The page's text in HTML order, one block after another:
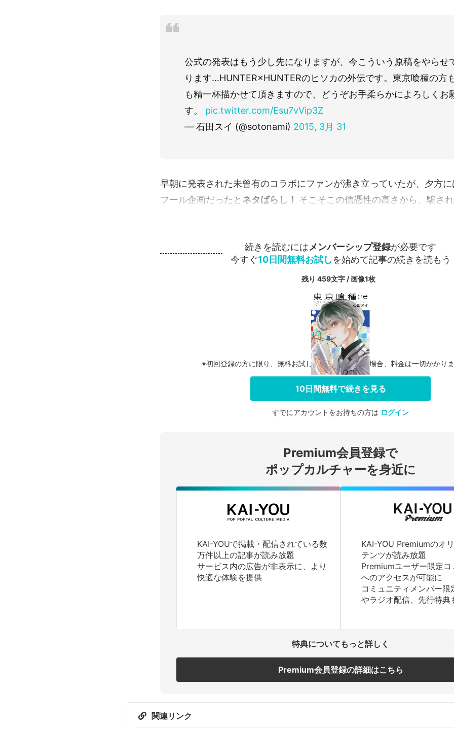
公式の発表はもう少し先になりますが、今こういう原稿をやらせ
ります…HUNTER×HUNTERのヒソカの外伝です。東京喰種の方
も精一杯描かせて頂きますので、どうぞお手柔らかによろしくお
す。 pic.twitter.com/Esu7vVip3Z
— 石田スイ (@sotonami) 2015, 3月 31
早朝に発表された未曾有のコラボにファンが沸き立っていたが、夕方
フール企画だったと ネタばらし！ そこそこの信憑性の高さから、騙さ
続きを読むにはメンバーシップ登録が必要です
今すぐ10日間無料お試しを始めて記事の続きを読もう
残り 459文字 / 画像1枚
ログインする
※初回登録の方に限り、無料お試し期間中に解約した場合、料金は一切かかりま
10日間無料で続きを見る
すでにアカウントをお持ちの方は ログイン
Premium会員登録で
ポップカルチャーを身近に
KAI-YOUで掲載・配信されている数
万件以上の記事が読み放題
サービス内の広告が非表示に、より
快適な体験を提供
KAI-YOU Premiumのオ
テンツが読み放題
Premiumユーザー限定コ
へのアクセスが可能に
コミュニティメンバー限
やラジオ配信、先行特典
特典についてもっと詳しく
Premium会員登録の詳細はこちら
関連リンク